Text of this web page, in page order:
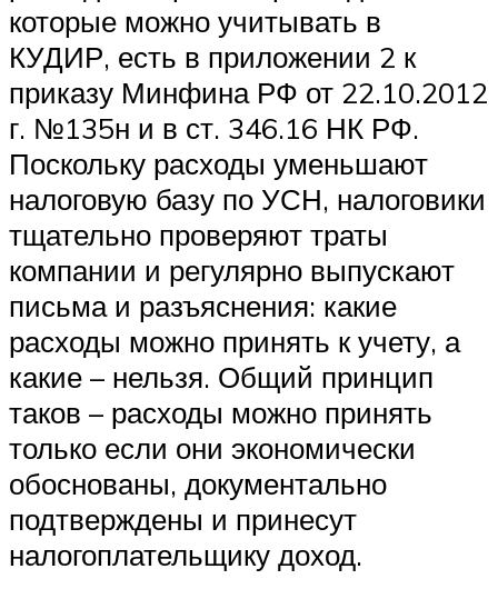
которые можно учитывать в
КУДИР, есть в приложении 2 к
приказу Минфина РФ от 22.10.2012
г. №135н и в ст. 346.16 НК РФ.
Поскольку расходы уменьшают
налоговую базу по УСН, налоговики
тщательно проверяют траты
компании и регулярно выпускают
письма и разъяснения: какие
расходы можно принять к учету, а
какие – нельзя. Общий принцип
таков – расходы можно принять
только если они экономически
обоснованы, документально
подтверждены и принесут
налогоплательщику доход.